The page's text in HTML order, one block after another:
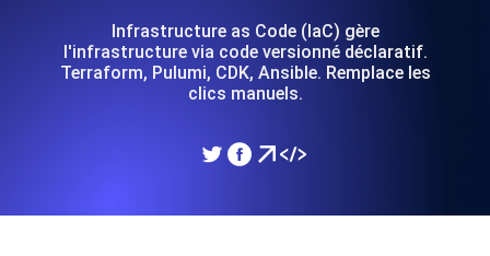
Infrastructure as Code (IaC) gère
l'infrastructure via code versionné déclaratif.
Terraform, Pulumi, CDK, Ansible. Remplace les
clics manuels.